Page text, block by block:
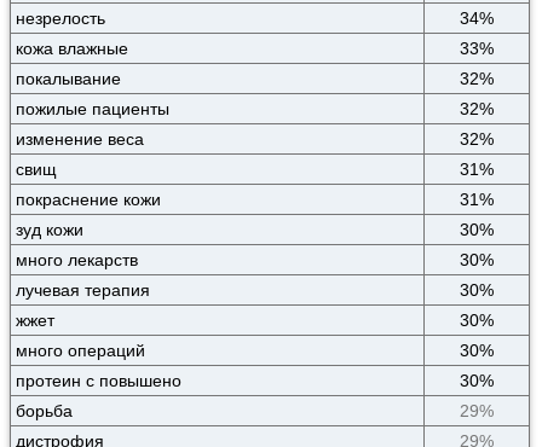
незрелость
34%
кожа влажные
33%
покалывание
32%
пожилые пациенты
32%
изменение веса
32%
свищ
31%
покраснение кожи
31%
зуд кожи
30%
много лекарств
30%
лучевая терапия
30%
жжет
30%
много операций
30%
протеин с повышено
30%
борьба
29%
дистрофия
29%